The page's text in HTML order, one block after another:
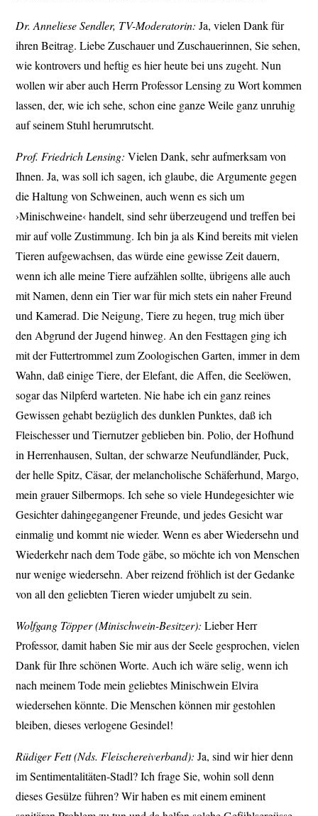
Dr. Anneliese Sendler, TV-Moderatorin: Ja, vielen Dank für
ihren Beitrag. Liebe Zuschauer und Zuschauerinnen, Sie sehen,
wie kontrovers und heftig es hier heute bei uns zugeht. Nun
wollen wir aber auch Herrn Professor Lensing zu Wort kommen
lassen, der, wie ich sehe, schon eine ganze Weile ganz unruhig
auf seinem Stuhl herumrutscht.
Prof. Friedrich Lensing:Vielen Dank, sehr aufmerksam von
Ihnen. Ja, was soll ich sagen, ich glaube, die Argumente gegen
die Haltung von Schweinen, auch wenn es sich um
›Minischweine‹ handelt, sind sehr überzeugend und treffen bei
mir auf volle Zustimmung. Ich bin ja als Kind bereits mit vielen
Tieren aufgewachsen, das würde eine gewisse Zeit dauern,
wenn ich alle meine Tiere aufzählen sollte, übrigens alle auch
mit Namen, denn ein Tier war für mich stets ein naher Freund
und Kamerad. Die Neigung, Tiere zu hegen, trug mich über
den Abgrund der Jugend hinweg. An den Festtagen ging ich
mit der Futtertrommel zum Zoologischen Garten, immer in dem
Wahn, daß einige Tiere, der Elefant, die Affen, die Seelöwen,
sogar das Nilpferd warteten. Nie habe ich ein ganz reines
Gewissen gehabt bezüglich des dunklen Punktes, daß ich
Fleischesser und Tiernutzer geblieben bin. Polio, der Hofhund
in Herrenhausen, Sultan, der schwarze Neufundländer, Puck,
der helle Spitz, Cäsar, der melancholische Schäferhund, Margo,
mein grauer Silbermops. Ich sehe so viele Hundegesichter wie
Gesichter dahingegangener Freunde, und jedes Gesicht war
einmalig und kommt nie wieder. Wenn es aber Wiedersehn und
Wiederkehr nach dem Tode gäbe, so möchte ich von Menschen
nur wenige wiedersehn. Aber reizend fröhlich ist der Gedanke
von all den geliebten Tieren wieder umjubelt zu sein.
Wolfgang Töpper (Minischwein-Besitzer):Lieber Herr
Professor, damit haben Sie mir aus der Seele gesprochen, vielen
Dank für Ihre schönen Worte. Auch ich wäre selig, wenn ich
nach meinem Tode mein geliebtes Minischwein Elvira
wiedersehen könnte. Die Menschen können mir gestohlen
bleiben, dieses verlogene Gesindel!
Rüdiger Fett (Nds. Fleischereiverband):Ja, sind wir hier denn
im Sentimentalitäten-Stadl? Ich frage Sie, wohin soll denn
dieses Gesülze führen? Wir haben es mit einem eminent